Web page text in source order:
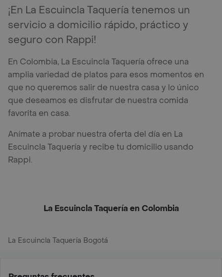
¡En La Escuincla Taquería tenemos un
servicio a domicilio rápido, práctico y
seguro con Rappi!
En Colombia, La Escuincla Taquería ofrece una
amplia variedad de platos para esos momentos en
que no queremos salir de nuestra casa y lo único
que deseamos es disfrutar de nuestra comida
favorita en casa.
Anímate a probar nuestra oferta del día en La
Escuincla Taquería y recibe tu domicilio usando
Rappi.
La Escuincla Taquería en Colombia
La Escuincla Taquería Bogotá